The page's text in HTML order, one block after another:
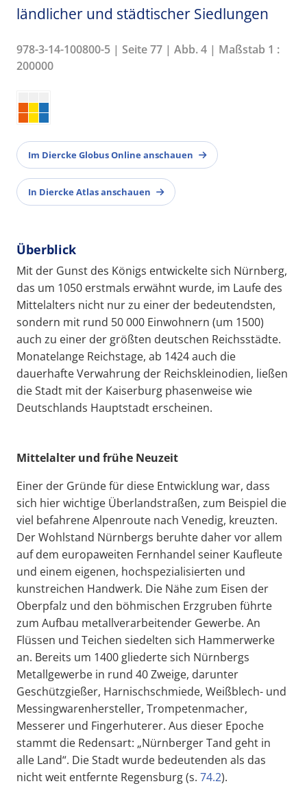
ländlicher und städtischer Siedlungen
978-3-14-100800-5 | Seite 77 | Abb. 4 | Maßstab 1 :
200000
Im Diercke Globus Online anschauen
In Diercke Atlas anschauen
Überblick
Mit der Gunst des Königs entwickelte sich Nürnberg,
das um 1050 erstmals erwähnt wurde, im Laufe des
Mittelalters nicht nur zu einer der bedeutendsten,
sondern mit rund 50 000 Einwohnern (um 1500)
auch zu einer der größten deutschen Reichsstädte.
Monatelange Reichstage, ab 1424 auch die
dauerhafte Verwahrung der Reichskleinodien, ließen
die Stadt mit der Kaiserburg phasenweise wie
Deutschlands Hauptstadt erscheinen.
Mittelalter und frühe Neuzeit
Einer der Gründe für diese Entwicklung war, dass
sich hier wichtige Überlandstraßen, zum Beispiel die
viel befahrene Alpenroute nach Venedig, kreuzten.
Der Wohlstand Nürnbergs beruhte daher vor allem
auf dem europaweiten Fernhandel seiner Kaufleute
und einem eigenen, hochspezialisierten und
kunstreichen Handwerk. Die Nähe zum Eisen der
Oberpfalz und den böhmischen Erzgruben führte
zum Aufbau metallverarbeitender Gewerbe. An
Flüssen und Teichen siedelten sich Hammerwerke
an. Bereits um 1400 gliederte sich Nürnbergs
Metallgewerbe in rund 40 Zweige, darunter
Geschützgießer, Harnischschmiede, Weißblech- und
Messingwarenhersteller, Trompetenmacher,
Messerer und Fingerhuterer. Aus dieser Epoche
stammt die Redensart: „Nürnberger Tand geht in
alle Land“. Die Stadt wurde bedeutenden als das
nicht weit entfernte Regensburg (s. 74.2).